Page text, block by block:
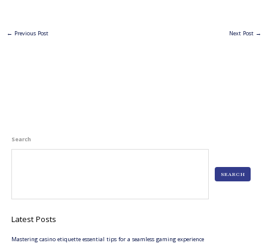
← Previous Post Next Post →
Search
SEARCH
Latest Posts
Mastering casino etiquette essential tips for a seamless gaming experience